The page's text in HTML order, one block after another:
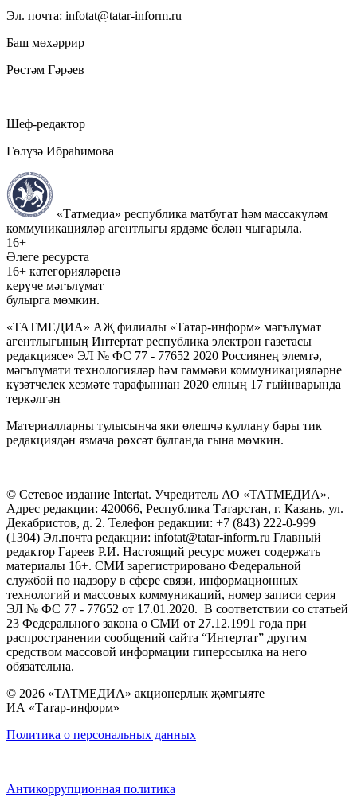
Эл. почта: infotat@tatar-inform.ru
Баш мөхәррир
Рөстәм Гәрәев
Шеф-редактор
Гөлүзә Ибраһимова
«Татмедиа» республика матбугат һәм массакүләм
коммуникацияләр агентлыгы ярдәме белән чыгарыла.
16+
Әлеге ресурста
16+ категорияләренә
керүче мәгълүмат
булырга мөмкин.
«ТАТМЕДИА» АҖ филиалы «Татар-информ» мәгълүмат
агентлыгының Интертат республика электрон газетасы
редакциясе» ЭЛ № ФС 77 - 77652 2020 Россиянең элемтә,
мәгълүмати технологияләр һәм гаммәви коммуникацияләрне
күзәтчелек хезмәте тарафыннан 2020 елның 17 гыйнварында
теркәлгән
Материалларны тулысынча яки өлешчә куллану бары тик
редакциядән язмача рөхсәт булганда гына мөмкин.
© Сетевое издание Intertat. Учредитель АО «ТАТМЕДИА».
Адрес редакции: 420066, Республика Татарстан, г. Казань, ул.
Декабристов, д. 2. Телефон редакции: +7 (843) 222-0-999
(1304) Эл.почта редакции: infotat@tatar-inform.ru Главный
редактор Гареев Р.И. Настоящий ресурс может содержать
материалы 16+. СМИ зарегистрировано Федеральной
службой по надзору в сфере связи, информационных
технологий и массовых коммуникаций, номер записи серия
ЭЛ № ФС 77 - 77652 от 17.01.2020. В соответствии со статьей
23 Федерального закона о СМИ от 27.12.1991 года при
распространении сообщений сайта “Интертат” другим
средством массовой информации гиперссылка на него
обязательна.
© 2026 «ТАТМЕДИА» акционерлык җәмгыяте
ИА «Татар-информ»
Политика о персональных данных
Антикоррупционная политика